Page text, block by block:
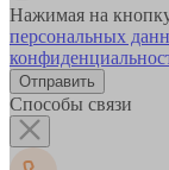
Нажимая на
персональных
Способы связи